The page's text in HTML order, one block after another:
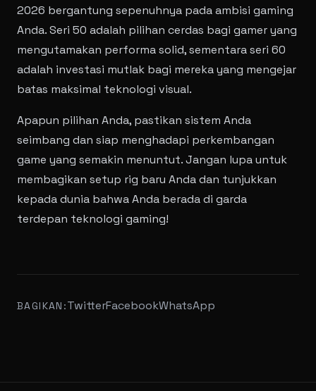
2026 bergantung sepenuhnya pada ambisi gaming
Anda. Seri 50 adalah pilihan cerdas bagi gamer yang
mengutamakan performa solid, sementara seri 60
adalah investasi mutlak bagi mereka yang mengejar
batas maksimal teknologi visual.
Apapun pilihan Anda, pastikan sistem Anda
seimbang dan siap menghadapi perkembangan
game yang semakin menuntut. Jangan lupa untuk
membagikan setup rig baru Anda dan tunjukkan
kepada dunia bahwa Anda berada di garda
terdepan teknologi gaming!
BAGIKAN:TwitterFacebookWhatsApp